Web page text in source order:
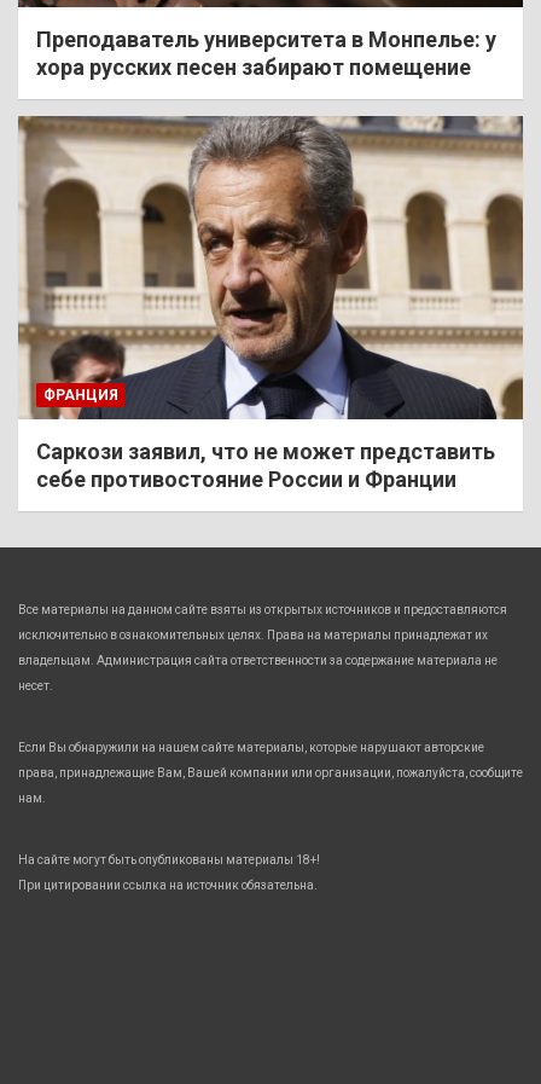
Преподаватель университета в Монпелье: у
хора русских песен забирают помещение
ФРАНЦИЯ
Саркози заявил, что не может представить
себе противостояние России и Франции
Все материалы на данном сайте взяты из открытых источников и предоставляются
исключительно в ознакомительных целях. Права на материалы принадлежат их
владельцам. Администрация сайта ответственности за содержание материала не
несет.
Если Вы обнаружили на нашем сайте материалы, которые нарушают авторские
права, принадлежащие Вам, Вашей компании или организации, пожалуйста, сообщите
нам.
На сайте могут быть опубликованы материалы 18+!
При цитировании ссылка на источник обязательна.